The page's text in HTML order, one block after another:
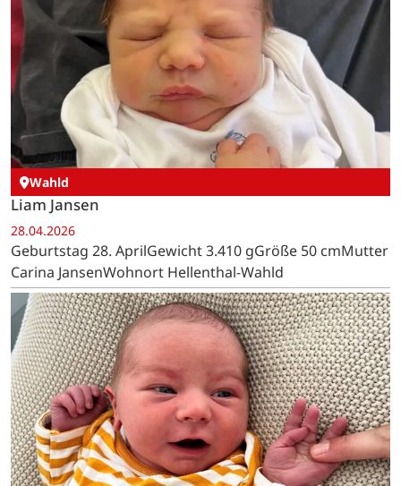
Wahld
Liam Jansen
28.04.2026
Geburtstag 28. AprilGewicht 3.410 gGröße 50 cmMutter
Carina JansenWohnort Hellenthal-Wahld